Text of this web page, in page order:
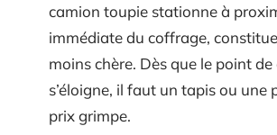
camion toupie stationne à
immédiate du coffrage,
moins chère. Dès que le point
s’éloigne, il faut un tapis ou une
prix grimpe.